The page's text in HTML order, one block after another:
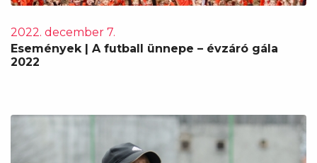
2022. december 7.
Események | A futball ünnepe – évzáró gála
2022